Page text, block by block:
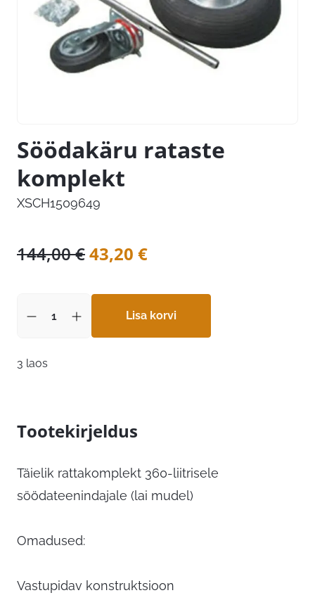
Söödakäru rataste
komplekt
XSCH1509649
144,00€Algne
oli:
144,00 €.
43,20 €Praegune
on:
43,20 €.
Lisa korvi
3 laos
Tootekirjeldus
Täielik rattakomplekt 360-liitrisele
söödateenindajale (lai mudel)
Omadused:
Vastupidav konstruktsioon